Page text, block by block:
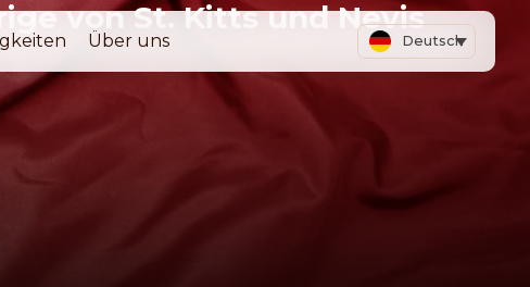
Deutsch
Über uns
von St. Kitts und Nevis